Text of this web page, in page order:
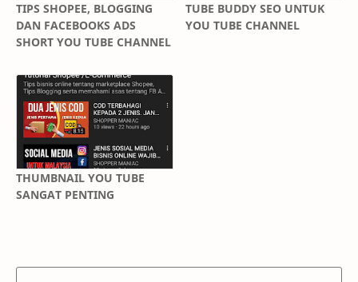
TIPS SHOPEE, BLOGGING
DAN FACEBOOKS ADS
SHORT YOU TUBE CHANNEL
TUBE BUDDY SEO UNTUK
YOU TUBE CHANNEL
THUMBNAIL YOU TUBE
SANGAT PENTING